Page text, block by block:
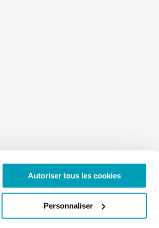
Autoriser tous les cookies
Personnaliser